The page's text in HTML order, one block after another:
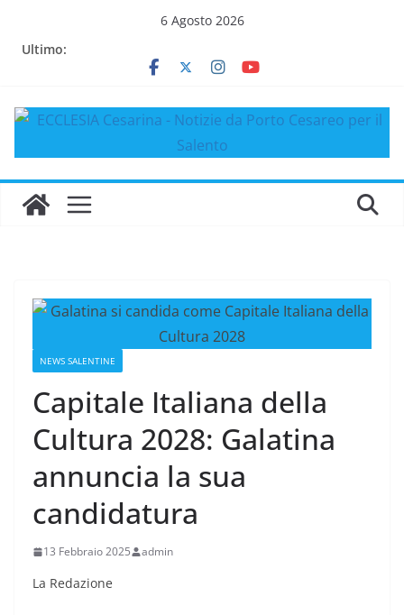
6 Agosto 2026
Ultimo:
NEWS SALENTINE
Capitale Italiana della
Cultura 2028: Galatina
annuncia la sua
candidatura
13 Febbraio 2025 admin
La Redazione